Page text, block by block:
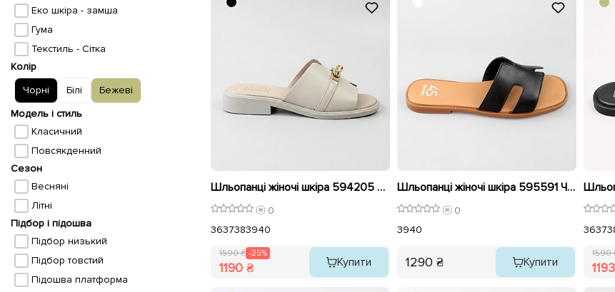
Еко шкіра - замша
Гума
Текстиль - Сітка
Колір
Чорні
Білі
Бежеві
Модель і стиль
Класичний
Повсякденний
Сезон
Весняні
Літні
Підбор і підошва
Підбор низький
Підбор товстий
Підошва платформа
Шльопанці жіночі шкіра 594205 Айворі розпродаж
0
3637383940
1590 ₴ -25%
1190 ₴ Купити
Шльопанці жіночі шкіра 595591 Чорні
0
3940
1290 ₴ Купити
3637
1590